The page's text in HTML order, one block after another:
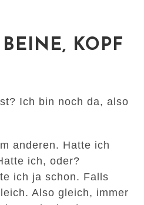
KOPF
Ich bin noch da, also
anderen. Hatte ich
ich, oder?
ich ja schon. Falls
Also gleich, immer